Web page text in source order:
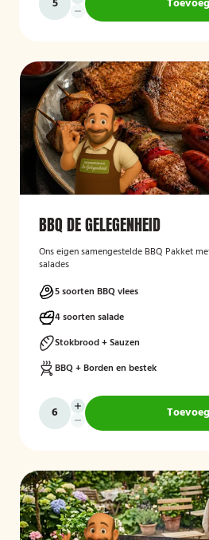
BBQ DE GELEGENHEID
Ons eigen samengestelde BBQ Pakket
salades
5 soorten BBQ vlees
4 soorten salade
Stokbrood + Sauzen
BBQ + Borden en bestek